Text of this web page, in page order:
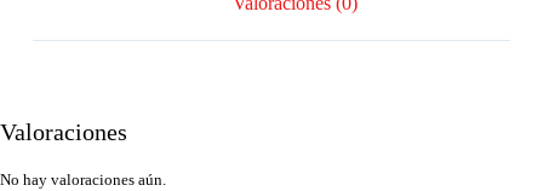
Valoraciones
No hay valoraciones aún.